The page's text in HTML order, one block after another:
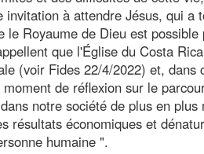
invitation à attendre Jésus, qui a
le Royaume de Dieu est possible
que l'Église du Costa
(voir Fides 22/4/2022) et,
de réflexion sur le
notre société de plus en
résultats économiques et
humaine ".